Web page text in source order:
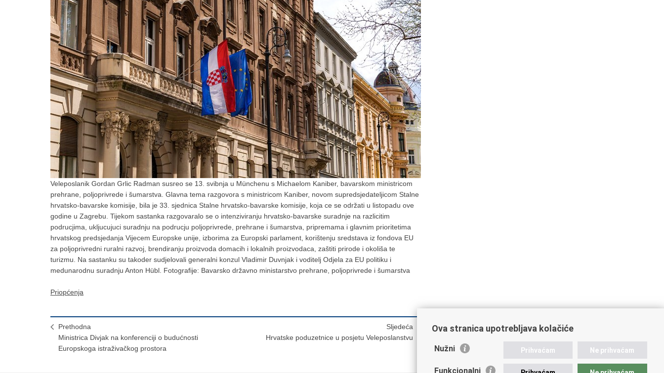
Veleposlanik Gordan Grlic Radman susreo se 13. svibnja u Münchenu s Michaelom Kaniber, bavarskom ministricom
prehrane, poljoprivrede i šumarstva. Glavna tema razgovora s ministricom Kaniber, novom supredsjedateljicom Stalne
hrvatsko-bavarske komisije, bila je 33. sjednica Stalne hrvatsko-bavarske komisije, koja ce se održati u listopadu ove
godine u Zagrebu. Tijekom sastanka razgovaralo se o intenziviranju hrvatsko-bavarske suradnje na razlicitim
podrucjima, ukljucujuci suradnju na podrucju poljoprivrede, prehrane i šumarstva, pripremama i glavnim prioritetima
hrvatskog predsjedanja Vijecem Europske unije, izborima za Europski parlament, korištenju sredstava iz fondova EU
za poljoprivredni ruralni razvoj, brendiranju proizvoda domacih i lokalnih proizvodaca, zaštiti prirode i okoliša te
turizmu. Na sastanku su takoder sudjelovali generalni konzul Vladimir Duvnjak i voditelj Odjela za EU politiku i
medunarodnu suradnju Anton Hübl. Fotografije: Bavarsko državno ministarstvo prehrane, poljoprivrede i šumarstva
Priopćenja
Prethodna
Ministrica Divjak na konferenciji o budućnosti
Europskoga istraživačkog prostora
Sljedeća
Hrvatske poduzetnice u posjetu Veleposlanstvu
Ova stranica upotrebljava kolačiće
Nužni Prihvaćam Ne prihvaćam
Funkcionalni